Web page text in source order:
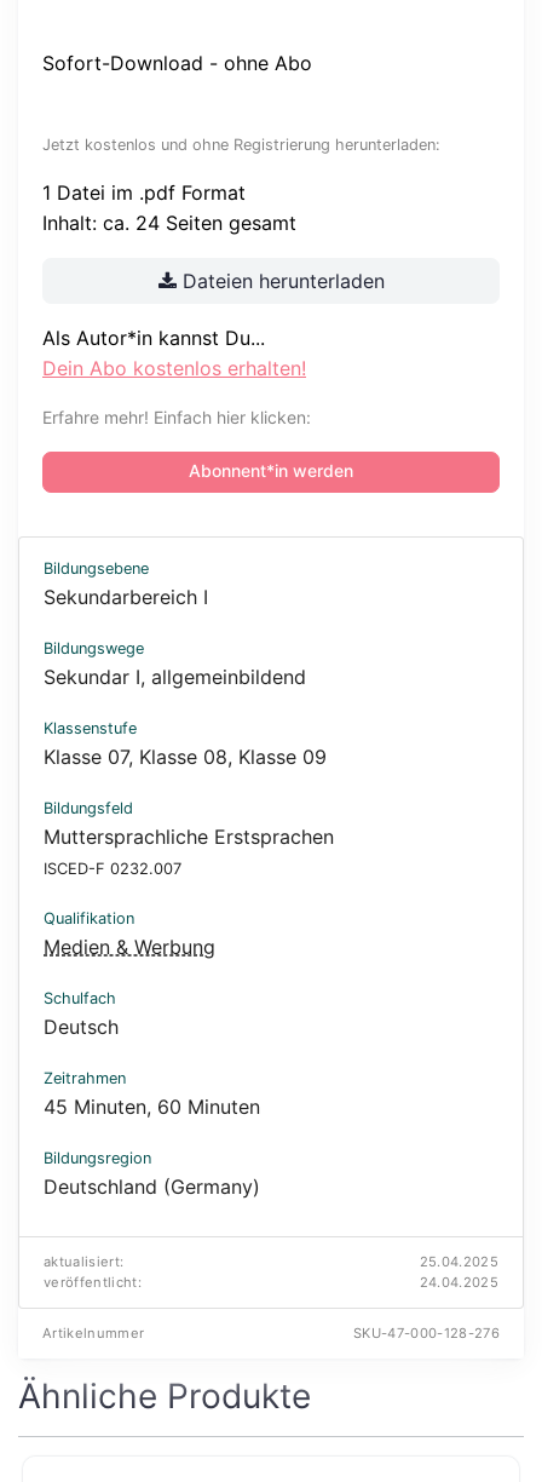
Sofort-Download - ohne Abo
Jetzt kostenlos und ohne Registrierung herunterladen:
1 Datei im .pdf Format
Inhalt: ca. 24 Seiten gesamt
Dateien herunterladen
Als Autor*in kannst Du...
Dein Abo kostenlos erhalten!
Erfahre mehr! Einfach hier klicken:
Abonnent*in werden
Bildungsebene
Sekundarbereich I
Bildungswege
Sekundar I, allgemeinbildend
Klassenstufe
Klasse 07, Klasse 08, Klasse 09
Bildungsfeld
Muttersprachliche Erstsprachen
ISCED-F 0232.007
Qualifikation
Medien & Werbung
Schulfach
Deutsch
Zeitrahmen
45 Minuten, 60 Minuten
Bildungsregion
Deutschland (Germany)
aktualisiert:
25.04.2025
veröffentlicht:
24.04.2025
Artikelnummer SKU-47-000-128-276
Ähnliche Produkte